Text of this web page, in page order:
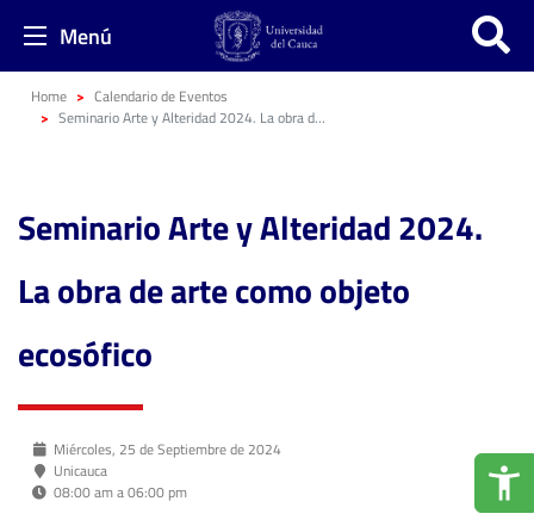
Menú
Home
Calendario de Eventos
Seminario Arte y Alteridad 2024. La obra de arte como objeto ecosófico
Seminario Arte y Alteridad 2024.
La obra de arte como objeto
ecosófico
Miércoles, 25 de Septiembre de 2024
Unicauca
08:00 am a 06:00 pm